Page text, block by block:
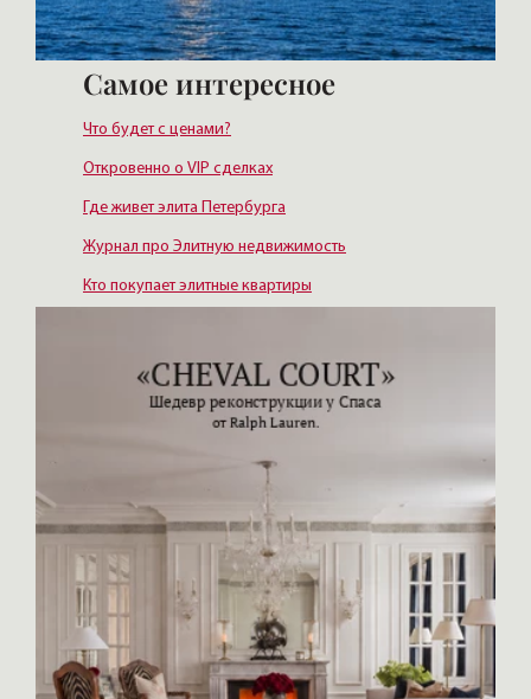
Самое интересное
Что будет с ценами?
Откровенно о VIP сделках
Где живет элита Петербурга
Журнал про Элитную недвижимость
Кто покупает элитные квартиры